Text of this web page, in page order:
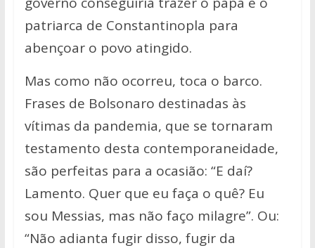
patriarca de Constantinopla para
abençoar o povo atingido.
Mas como não ocorreu, toca o barco.
Frases de Bolsonaro destinadas às
vítimas da pandemia, que se tornaram
testamento desta contemporaneidade,
são perfeitas para a ocasião: “E daí?
Lamento. Quer que eu faça o quê? Eu
sou Messias, mas não faço milagre”. Ou:
“Não adianta fugir disso, fugir da